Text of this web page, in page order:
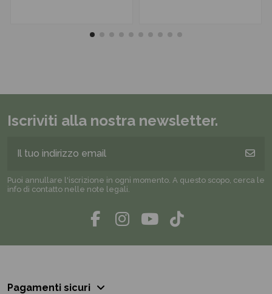
Iscriviti alla nostra newsletter.
Puoi annullare l'iscrizione in ogni momento. A questo scopo, cerca le
info di contatto nelle note legali.
Pagamenti sicuri